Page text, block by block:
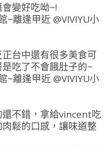
變好吃呦~!
台中還有很多美食可
吃了不會餓肚子的~
不錯，拿給vincent吃
鬆的口感，讓味道整